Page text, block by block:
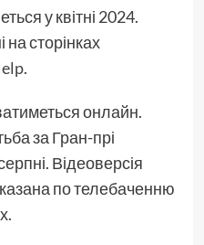
у квітні 2024.
на сторінках
.
онлайн.
за Гран-прі
Відеоверсія
по телебаченню